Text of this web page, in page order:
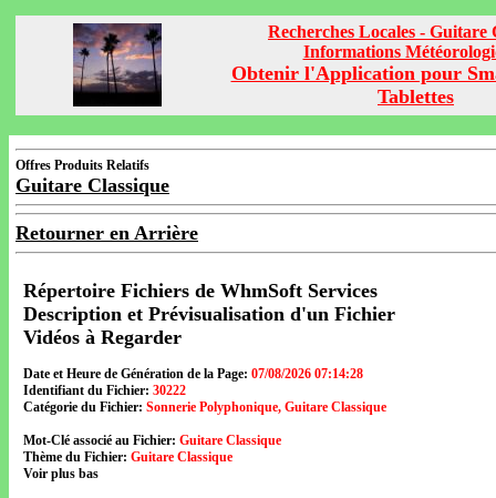
Recherches Locales - Guitare
Informations
Obtenir l'Application pour
Tablettes
Offres Produits Relatifs
Guitare Classique
Retourner en Arrière
Répertoire Fichiers de WhmSoft Services
Description et Prévisualisation d'un Fichier
Vidéos à Regarder
Date et Heure de Génération de la Page: 07/08/2026 07:14:28
Identifiant du Fichier: 30222
Catégorie du Fichier: Sonnerie Polyphonique, Guitare Classique
Mot-Clé associé au Fichier: Guitare Classique
Thème du Fichier: Guitare Classique
Voir plus bas